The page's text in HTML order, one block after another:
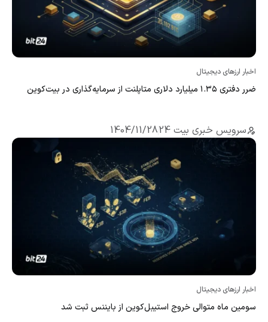
اخبار ارزهای دیجیتال
ضرر دفتری ۱.۳۵ میلیارد دلاری متاپلنت از سرمایه‌گذاری در بیت‌کوین
سرویس خبری بیت 24 1404/11/28
اخبار ارزهای دیجیتال
سومین ماه متوالی خروج استیبل‌کوین از بایننس ثبت شد